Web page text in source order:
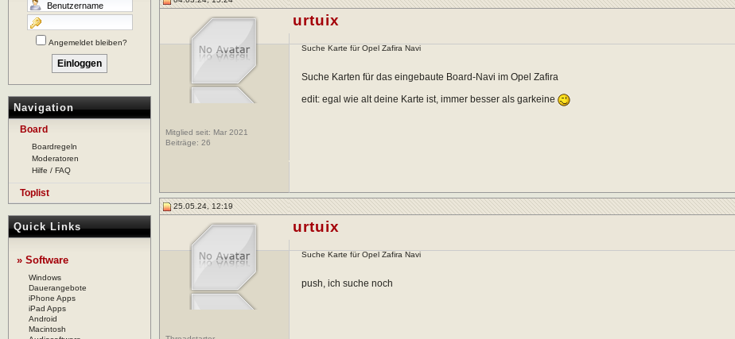
Angemeldet bleiben?
Navigation
Board
Boardregeln
Moderatoren
Hilfe / FAQ
Toplist
Quick Links
» Software
Windows
Dauerangebote
iPhone Apps
iPad Apps
Android
Macintosh
Mitglied seit: Mar 2021
Beiträge: 26
urtuix
Suche Karte für Opel Zafira Navi
Suche Karten für das eingebaute Board-Navi im Opel Zafira
edit: egal wie alt deine Karte ist, immer besser als garkeine
25.05.24, 12:19
urtuix
Suche Karte für Opel Zafira Navi
push, ich suche noch